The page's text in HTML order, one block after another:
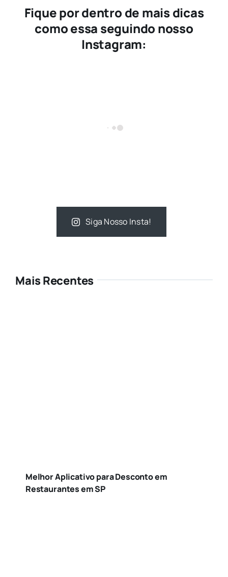
Fique por dentro de mais dicas
como essa seguindo nosso
Instagram:
Siga Nosso Insta!
Mais Recentes
Melhor Aplicativo para Desconto em
Restaurantes em SP